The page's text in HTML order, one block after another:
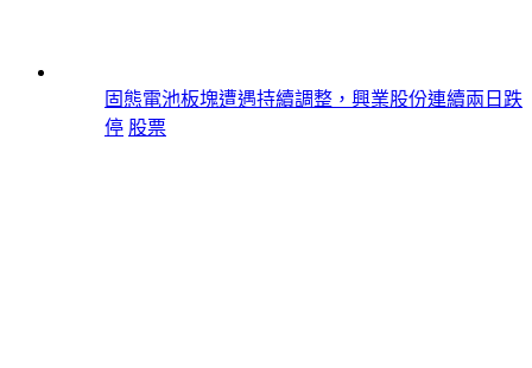
固態電池板塊遭遇持續調整，興業股份連續兩日跌
停 股票